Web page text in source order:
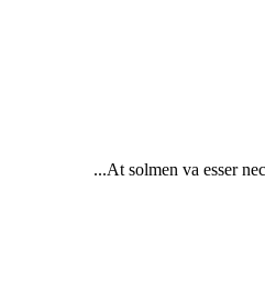
At solmen va esser